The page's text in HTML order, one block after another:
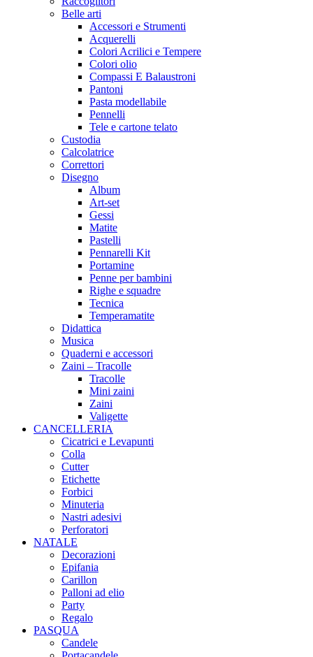
Belle arti
Accessori e Strumenti
Acquerelli
Colori Acrilici e Tempere
Colori olio
Compassi E Balaustroni
Pantoni
Pasta modellabile
Pennelli
Tele e cartone telato
Custodia
Calcolatrice
Correttori
Disegno
Album
Art-set
Gessi
Matite
Pastelli
Pennarelli Kit
Portamine
Penne per bambini
Righe e squadre
Tecnica
Temperamatite
Didattica
Musica
Quaderni e accessori
Zaini – Tracolle
Tracolle
Mini zaini
Zaini
Valigette
CANCELLERIA
Cicatrici e Levapunti
Colla
Cutter
Etichette
Forbici
Minuteria
Nastri adesivi
Perforatori
NATALE
Decorazioni
Epifania
Carillon
Palloni ad elio
Party
Regalo
PASQUA
Candele